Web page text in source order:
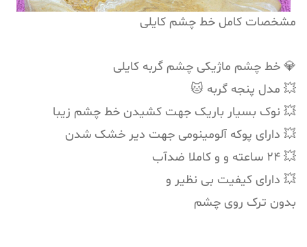
مشخصات کامل خط چشم کایلی
💎 خط چشم ماژیکی چشم گربه کایلی
💥 مدل پنجه گربه 🐱
💥 نوک بسیار باریک جهت کشیدن خط چشم زیبا
💥 دارای پوکه آلومینومی جهت دیر خشک شدن
💥 ۲۴ ساعته و و کاملا ضدآب
💥 دارای کیفیت بی نظیر و
بدون ترک روی چشم